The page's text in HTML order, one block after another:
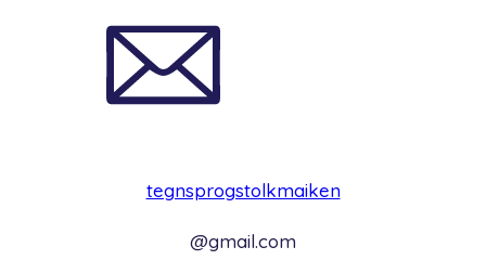
tegnsprogstolkmaiken
@gmail.com